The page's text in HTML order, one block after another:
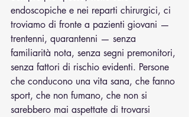
endoscopiche e nei reparti chirurgici, ci
troviamo di fronte a pazienti giovani —
trentenni, quarantenni — senza
familiarità nota, senza segni premonitori,
senza fattori di rischio evidenti. Persone
che conducono una vita sana, che fanno
sport, che non fumano, che non si
sarebbero mai aspettate di trovarsi